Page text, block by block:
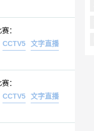
：
CCTV5 文字直播
：
CCTV5 文字直播